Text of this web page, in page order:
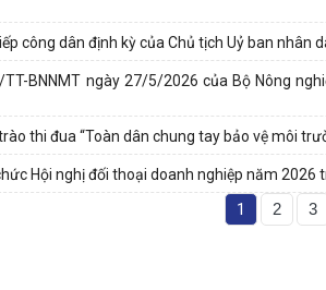
công dân định kỳ của Chủ tịch Uỷ ban
BNNMT ngày 27/5/2026 của Bộ Nông
thi đua “Toàn dân chung tay bảo vệ môi
Hội nghị đối thoại doanh nghiệp năm 2026
1 2 3